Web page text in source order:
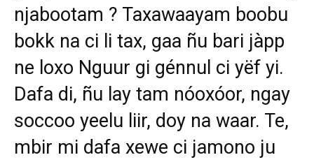
njabootam ? Taxawaayam boobu
bokk na ci li tax, gaa ñu bari jàpp
ne loxo Nguur gi génnul ci yëf yi.
Dafa di, ñu lay tam nóoxóor, ngay
soccoo yeelu liir, doy na waar. Te,
mbir mi dafa xewe ci jamono ju